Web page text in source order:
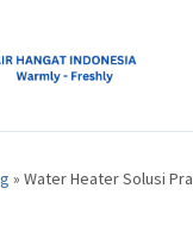
»Water Heater Solusi